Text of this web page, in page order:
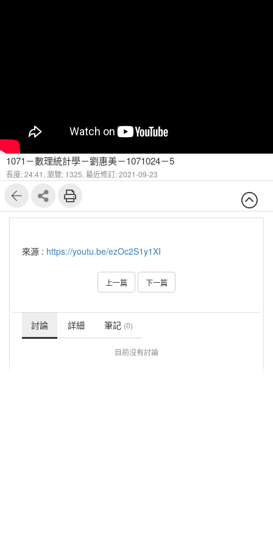
1071－數理統計學－劉惠美－1071024－5
長度: 24:41, 瀏覽: 1325, 最近修訂: 2021-09-23
來源 : https://youtu.be/ezOc2S1y1XI
上一篇 下一篇
討論 詳細 筆記 (0)
目前沒有討論